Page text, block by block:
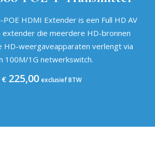
HDMI Extender is een Full HD AV
die meerdere HD-bronnen
HD-weergaveapparaten verlengt via
100M/1G netwerkswitch.
€225,00 exclusief BTW